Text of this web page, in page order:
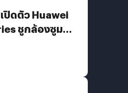
ปิดตัว Huawei
ชูกล้องซูม